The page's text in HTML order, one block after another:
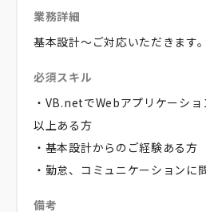
業務詳細
基本設計～ご対応いただきます。
必須スキル
・VB.netでWebアプリケーシ
以上ある方
・基本設計からのご経験ある方
・勤怠、コミュニケーションに
備考